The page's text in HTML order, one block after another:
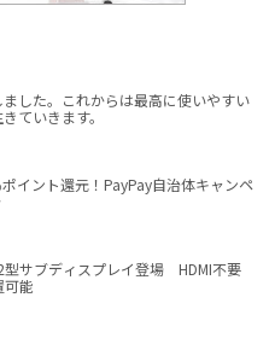
した。これからは最高に使いやすい
ていきます。
ポイント還元！PayPay自治体キャンペ
型サブディスプレイ登場 HDMI不要
可能